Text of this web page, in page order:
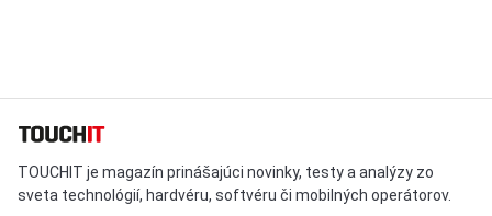
TOUCHIT je magazín prinášajúci novinky, testy a analýzy zo
sveta technológií, hardvéru, softvéru či mobilných operátorov.